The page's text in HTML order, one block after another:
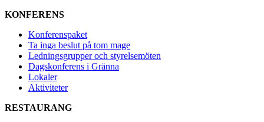
KONFERENS
Konferenspaket
Ta inga beslut på tom mage
Ledningsgrupper och styrelsemöten
Dagskonferens i Gränna
Lokaler
Aktiviteter
RESTAURANG